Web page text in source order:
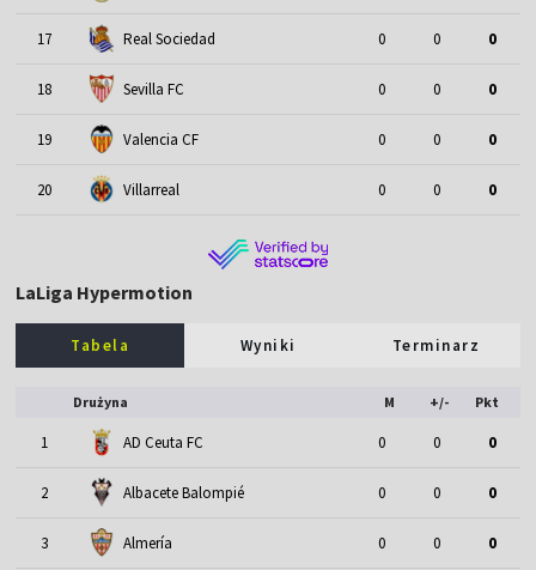
17 Real Sociedad 0 0 0
18 Sevilla FC 0 0 0
19 Valencia CF 0 0 0
20 Villarreal 0 0 0
LaLiga Hypermotion
Tabela Wyniki Terminarz
Drużyna M +/- Pkt
1 AD Ceuta FC 0 0 0
2 Albacete Balompié 0 0 0
3 Almería 0 0 0